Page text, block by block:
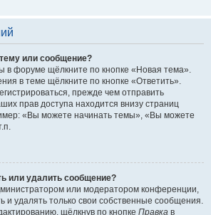
или сообщение?
в форуме щёлкните по кнопке «Новая тема».
в теме щёлкните по кнопке «Ответить».
прежде чем отправить
прав доступа находится внизу страниц
«Вы можете начинать темы», «Вы можете
или удалить сообщение?
или модератором конференции,
и удалять только свои собственные сообщения.
щёлкнув по кнопке Правка в